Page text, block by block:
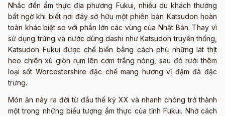
Nhắc đến ẩm thực địa phương Fukui, nhiều du khách thường
bất ngờ khi biết nơi đây sở hữu một phiên bản Katsudon hoàn
toàn khác biệt so với phần lớn các vùng của Nhật Bản. Thay vì
sử dụng trứng và nước dùng dashi như Katsudon truyền thống,
Katsudon Fukui được chế biến bằng cách phủ những lát thịt
heo chiên xù giòn rụm lên cơm trắng nóng, sau đó rưới thêm
loại sốt Worcestershire đặc chế mang hương vị đậm đà đặc
trưng.
Món ăn này ra đời từ đầu thế kỷ XX và nhanh chóng trở thành
một trong những biểu tượng ẩm thực của tỉnh Fukui. Nhờ cách